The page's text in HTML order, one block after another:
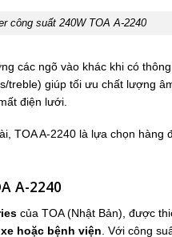
công suất 240W TOA A-2240
các ngõ vào khác khi có
giúp tối ưu chất lượng
điện lưới.
TOA A-2240 là lựa chọn
A-2240
của TOA (Nhật Bản), được
hoặc bệnh viện. Với công